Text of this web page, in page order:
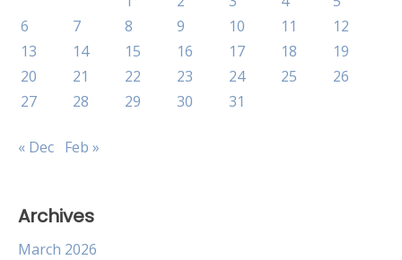
6
7 8 9 10 11
12
13
14 15 16 17 18
19
20
21 22 23 24 25
26
27
28 29 30 31
« Dec Feb »
Archives
March 2026